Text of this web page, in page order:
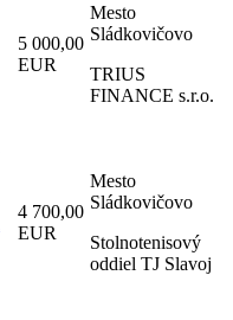
5 000,00
EUR
Mesto
Sládkovičovo
TRIUS
FINANCE s.r.o.
4 700,00
EUR
Mesto
Sládkovičovo
Stolnotenisový
oddiel TJ Slavoj